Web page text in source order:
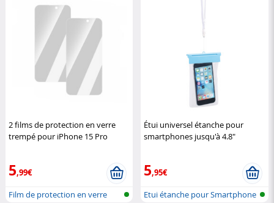
2 films de protection en verre
trempé pour iPhone 15 Pro
5,99€
Film de protection en verre
Étui universel étanche pour
smartphones jusqu'à 4.8"
5,95€
Etui étanche pour Smartphone